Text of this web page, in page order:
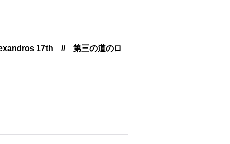
17th // 第三の道のロ